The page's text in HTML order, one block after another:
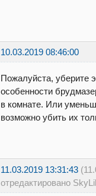
10.03.2019 08:46:00
Пожалуйста, уберите
особенности
в комнате. Или
возможно убить их
11.03.2019 13:31:43
отредактировано